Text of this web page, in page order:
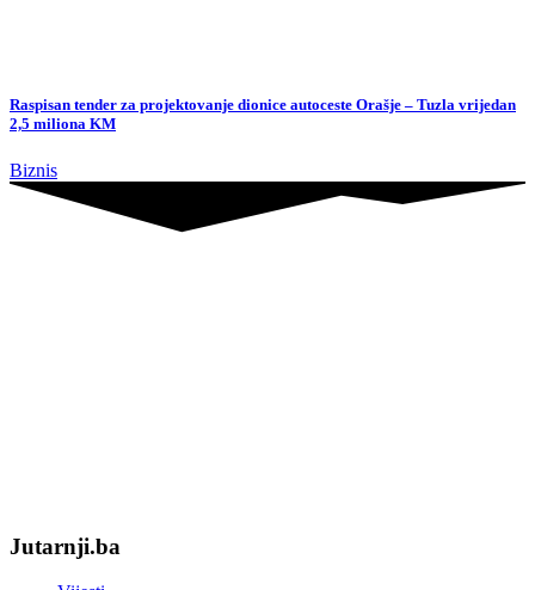
Raspisan tender za projektovanje dionice autoceste Orašje – Tuzla vrijedan
2,5 miliona KM
Biznis
Jutarnji.ba